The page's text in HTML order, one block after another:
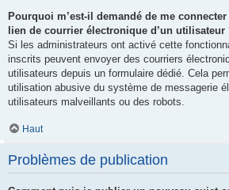
Pourquoi m’est-il demandé de me
lien de courrier électronique d’un utilisateur
Si les administrateurs ont activé cette
inscrits peuvent envoyer des courriers
utilisateurs depuis un formulaire dédié. Cela
utilisation abusive du système de messagerie
utilisateurs malveillants ou des robots.
Haut
Problèmes de publication